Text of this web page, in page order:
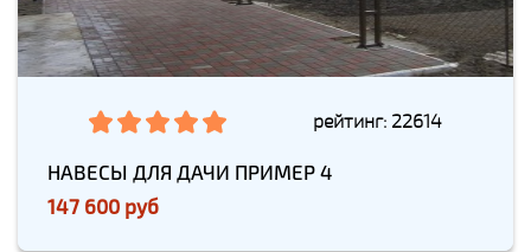
рейтинг: 22614
НАВЕСЫ ДЛЯ ДАЧИ ПРИМЕР 4
147 600 руб